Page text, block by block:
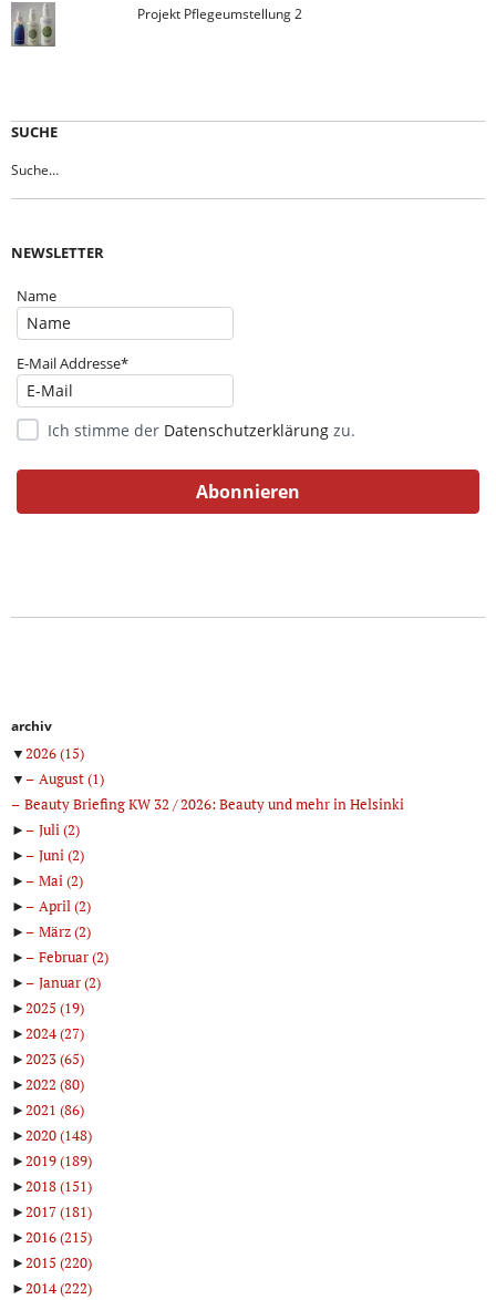
Projekt Pflegeumstellung 2
SUCHE
NEWSLETTER
Name
E-Mail Addresse*
Ich stimme der Datenschutzerklärung zu.
archiv
▼2026(15)
▼
August(1)
Beauty Briefing KW 32 / 2026: Beauty und mehr in Helsinki
►
Juli(2)
►
Juni(2)
►
Mai(2)
►
April(2)
►
März(2)
►
Februar(2)
►
Januar(2)
►2025 (19)
►2024(27)
►2023(65)
►2022 (80)
►2021 (86)
►2020(148)
►2019(189)
►2018(151)
►2017(181)
►2016(215)
►2015 (220)
►2014(222)